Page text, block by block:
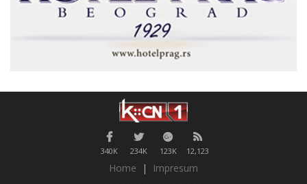
340K 234K 123K 12,123
Home |
Impresum